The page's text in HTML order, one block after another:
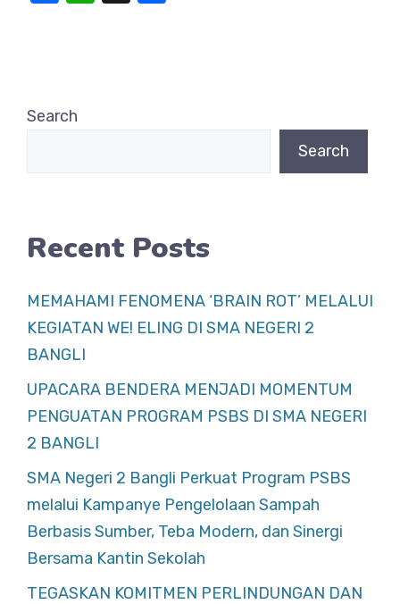
b
o
Search
Search
Recent Posts
MEMAHAMI FENOMENA ‘BRAIN ROT’ MELALUI
KEGIATAN WE! ELING DI SMA NEGERI 2
BANGLI
UPACARA BENDERA MENJADI MOMENTUM
PENGUATAN PROGRAM PSBS DI SMA NEGERI
2 BANGLI
SMA Negeri 2 Bangli Perkuat Program PSBS
melalui Kampanye Pengelolaan Sampah
Berbasis Sumber, Teba Modern, dan Sinergi
Bersama Kantin Sekolah
TEGASKAN KOMITMEN PERLINDUNGAN DAN